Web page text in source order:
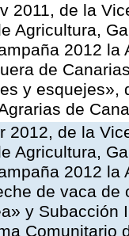
2011, de la
Agricultura,
2012 la
de
y esquejes»,
de
2012, de la
Agricultura,
2012
de vaca
y Subacción
Comunitario